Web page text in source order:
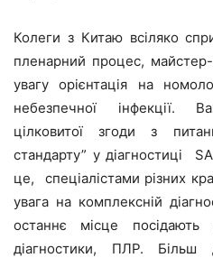
Колеги з Китаю всіляко
пленарний процес,
увагу орієнтація на
небезпечної інфекції.
цілковитої згоди з
стандарту” у діагностиці
це, спеціалістами різних
увага на комплексній
останнє місце посідають
діагностики, ПЛР. Більш